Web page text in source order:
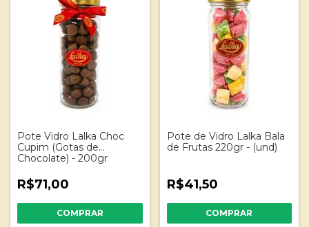
Pote Vidro Lalka Choc
Cupim (Gotas de
Chocolate) - 200gr
R$71,00
Pote de Vidro Lalka Bala
de Frutas 220gr - (und)
R$41,50